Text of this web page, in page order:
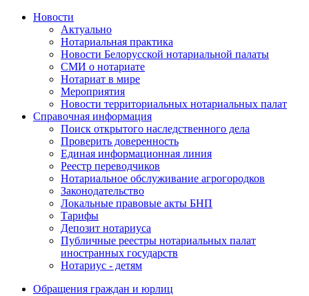
Новости
Актуально
Нотариальная практика
Новости Белорусской нотариальной палаты
СМИ о нотариате
Нотариат в мире
Мероприятия
Новости территориальных нотариальных палат
Справочная информация
Поиск открытого наследственного дела
Проверить доверенность
Единая информационная линия
Реестр переводчиков
Нотариальное обслуживание агрогородков
Законодательство
Локальные правовые акты БНП
Тарифы
Депозит нотариуса
Публичные реестры нотариальных палат
иностранных государств
Нотариус - детям
Обращения граждан и юрлиц